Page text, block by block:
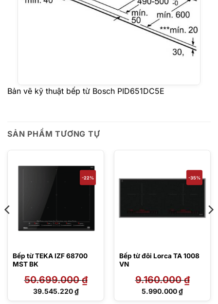
Bản vẽ kỹ thuật bếp từ Bosch PID651DC5E
SẢN PHẨM TƯƠNG TỰ
-22%
Bếp từ TEKA IZF 68700
MST BK
50.699.000₫
Giá
39.545.220₫
Giá
-35%
Bếp từ đôi Lorca TA 1008
VN
9.160.000₫
Giá
5.990.000₫
Giá